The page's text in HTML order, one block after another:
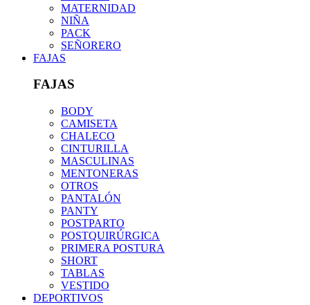
MATERNIDAD
NIÑA
PACK
SEÑORERO
FAJAS
FAJAS
BODY
CAMISETA
CHALECO
CINTURILLA
MASCULINAS
MENTONERAS
OTROS
PANTALÓN
PANTY
POSTPARTO
POSTQUIRÚRGICA
PRIMERA POSTURA
SHORT
TABLAS
VESTIDO
DEPORTIVOS